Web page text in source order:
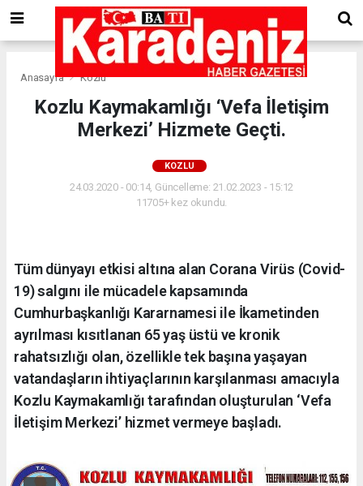
Anasayfa Kozlu
Kozlu Kaymakamlığı ‘Vefa İletişim
Merkezi’ Hizmete Geçti.
KOZLU
24.03.2020 - 00:14, Güncelleme: 21.02.2023 - 15:12
11705+ kez okundu.
Tüm dünyayı etkisi altına alan Corana Virüs (Covid-
19) salgını ile mücadele kapsamında
Cumhurbaşkanlığı Kararnamesi ile İkametinden
ayrılması kısıtlanan 65 yaş üstü ve kronik
rahatsızlığı olan, özellikle tek başına yaşayan
vatandaşların ihtiyaçlarının karşılanması amacıyla
Kozlu Kaymakamlığı tarafından oluşturulan ‘Vefa
İletişim Merkezi’ hizmet vermeye başladı.